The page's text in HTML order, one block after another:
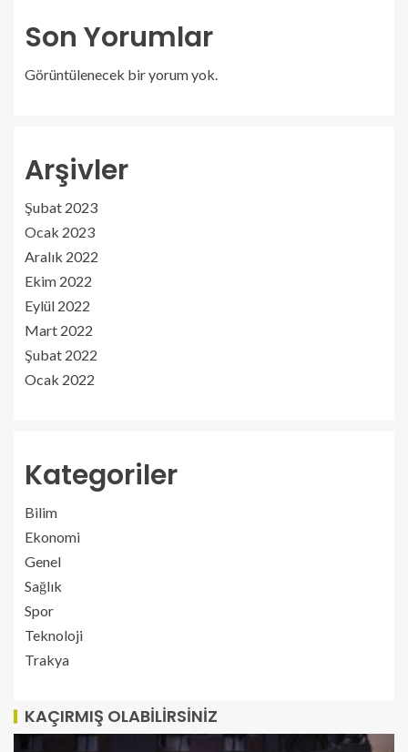
Son Yorumlar
Görüntülenecek bir yorum yok.
Arşivler
Şubat 2023
Ocak 2023
Aralık 2022
Ekim 2022
Eylül 2022
Mart 2022
Şubat 2022
Ocak 2022
Kategoriler
Bilim
Ekonomi
Genel
Sağlık
Spor
Teknoloji
Trakya
KAÇIRMIŞ OLABILIRSINIZ